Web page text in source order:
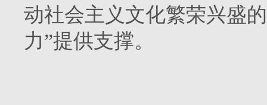
动社会主义文化繁荣兴盛
力”提供支撑。